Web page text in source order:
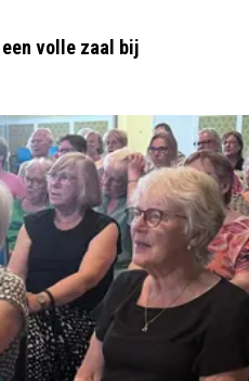
volle zaal bij